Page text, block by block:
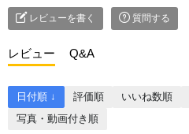
レビューを書く 質問する
レビュー Q&A
日付順 ↓ 評価順 いいね数順
写真・動画付き順